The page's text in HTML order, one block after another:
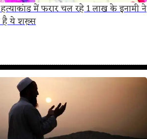
में फरार चल रहे 1 लाख के इनामी ने
है ये शख़्स